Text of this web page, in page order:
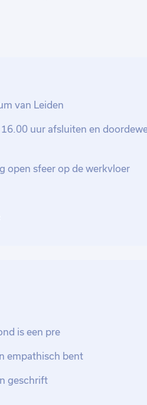
uit, vanaf het
dat je meedenkt over
van Leiden
uur afsluiten en
open sfeer op de werkvloer
is een pre
empathisch bent
geschrift